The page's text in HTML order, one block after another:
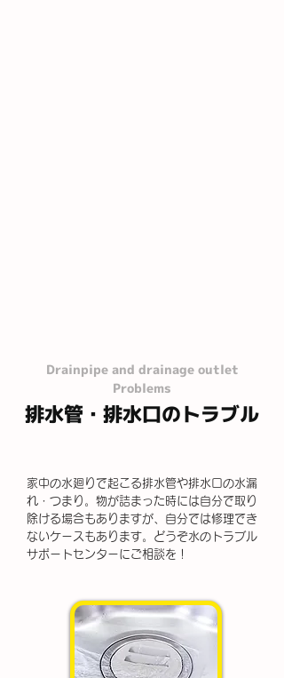
Drainpipe and drainage outlet
Problems
排水管・排水口のトラブル
家中の水廻りで起こる排水管や排水口の水漏
れ・つまり。物が詰まった時には自分で取り
除ける場合もありますが、自分では修理でき
ないケースもあります。どうぞ水のトラブル
サポートセンターにご相談を！​